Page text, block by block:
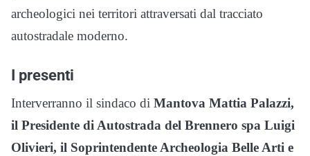
archeologici nei territori attraversati dal tracciato
autostradale moderno.
I presenti
Interverranno il sindaco di Mantova Mattia Palazzi,
il Presidente di Autostrada del Brennero spa Luigi
Olivieri, il Soprintendente Archeologia Belle Arti e